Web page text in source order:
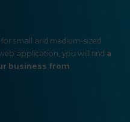
small and medium-sized
application, you will find a
business from